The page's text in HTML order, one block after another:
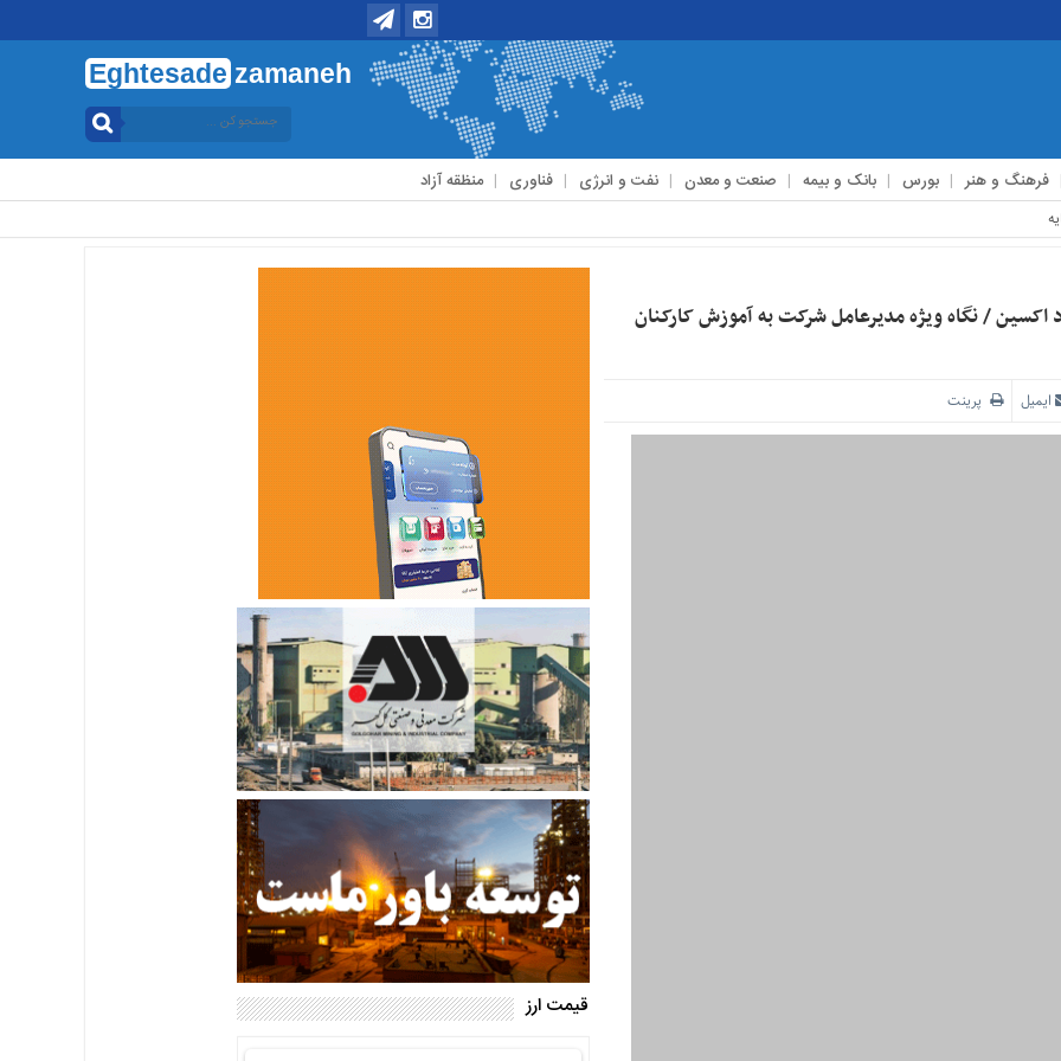
Eghtesade zamaneh
فرهنگ و هنر بورس بانک و بیمه صنعت و معدن نفت و انرژی فناوری منظقه آزاد
در فولاد اکسین / نگاه ویژه مدیرعامل شرکت به آموزش کارکنان
ایمیل پرینت
قیمت ارز